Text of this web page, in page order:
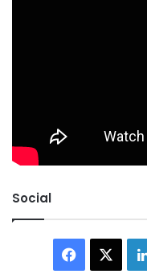
Social
Facebook